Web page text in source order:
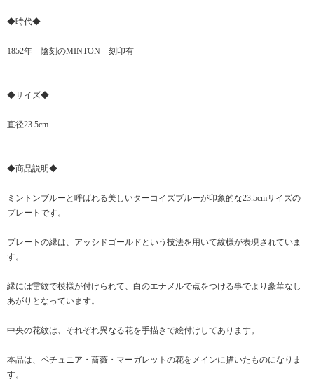
◆時代◆
1852年 陰刻のMINTON 刻印有
◆サイズ◆
直径23.5cm
◆商品説明◆
ミントンブルーと呼ばれる美しいターコイズブルーが印象的な23.5cmサイズの
プレートです。
プレートの縁は、アッシドゴールドという技法を用いて紋様が表現されていま
す。
縁には雷紋で模様が付けられて、白のエナメルで点をつける事でより豪華なし
あがりとなっています。
中央の花紋は、それぞれ異なる花を手描きで絵付けしてあります。
本品は、ペチュニア・薔薇・マーガレットの花をメインに描いたものになりま
す。